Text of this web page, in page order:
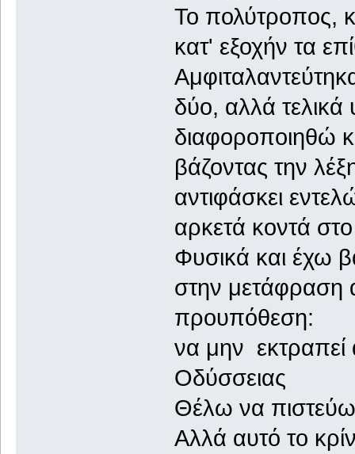
Το πολύτροπος,
κατ' εξοχήν τα
δύο, αλλά
διαφοροποιηθώ
βάζοντας την
αντιφάσκει
αρκετά κοντά
Φυσικά και έχω
στην μετάφραση
προυπόθεση:
να μην
Οδύσσειας
Θέλω να
Αλλά αυτό το